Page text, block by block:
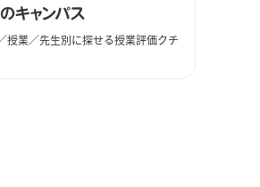
授業／先生別に探せる授業評価クチ